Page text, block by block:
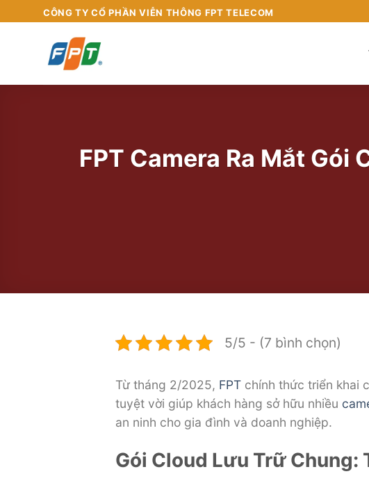
CÔNG TY CỔ PHẦN VIỄN THÔNG FPT TELECOM
FPT Camera Ra Mắt Gói
5/5 - (7 bình chọn)
Từ tháng 2/2025, FPT chính thức triển khai
tuyệt vời giúp khách hàng sở hữu nhiều
an ninh cho gia đình và doanh nghiệp.
Gói Cloud Lưu Trữ Chung: